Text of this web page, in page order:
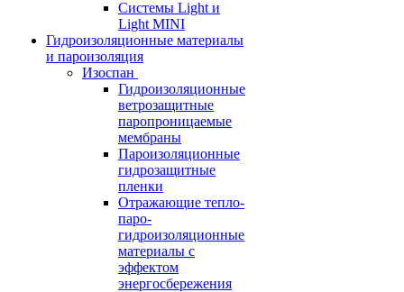
Системы Light и
Light MINI
Гидроизоляционные материалы
и пароизоляция
Изоспан
Гидроизоляционные
ветрозащитные
паропроницаемые
мембраны
Пароизоляционные
гидрозащитные
пленки
Отражающие тепло-
паро-
гидроизоляционные
материалы с
эффектом
энергосбережения